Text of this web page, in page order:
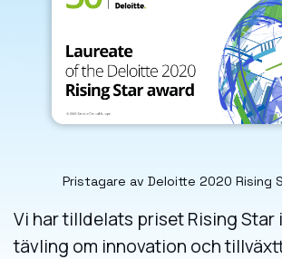
Pristagare av Deloitte 2020 Rising
Vi har tilldelats priset Rising Star
tävling om innovation och